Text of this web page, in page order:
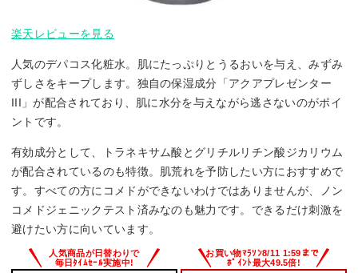
楽天レビューを見る
人気のデパコス化粧水。肌にたっぷりとうるおいを与え、みずみ
ずしさをキープします。独自の保湿成分「アクアプレゼンター
III」が配合されており、肌に水分を与えながら逃さないのがポイ
ントです。
有効成分として、トラネキサム酸とグリチルリチン酸ジカリウム
が配合されているのも特徴。肌荒れを予防したい方におすすめで
す。すべての方にコメドができないわけではありませんが、ノン
コメドジェニックテスト済みなのも魅力です。できるだけ刺激を
避けたい方に向いています。